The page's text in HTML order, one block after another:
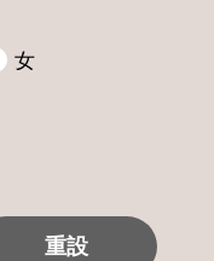
女
重設